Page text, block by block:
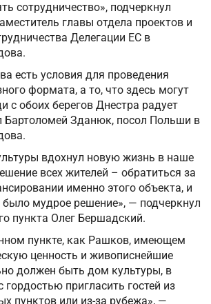
сотрудничество», подчеркнул
главы отдела проектов и
Делегации ЕС в
есть условия для проведения
формата, а то, что здесь могут
с обоих берегов Днестра радует
Бартоломей Зданюк, посол Польши в
вдохнул новую жизнь в наше
всех жителей – обратиться за
именно этого объекта, и
мудрое решение», — подчеркнул
пункта Олег Бершадский.
пункте, как Рашков, имеющем
ценность и живописнейшие
должен быть дом культуры, в
пригласить гостей из
пунктов или из-за рубежа», —